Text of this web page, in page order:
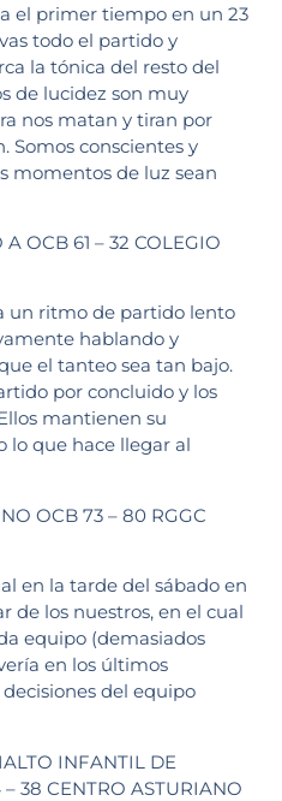
el primer tiempo en un 23
todo el partido y
la tónica del resto del
de lucidez son muy
nos matan y tiran por
Somos conscientes y
momentos de luz sean
OCB 61 – 32 COLEGIO
un ritmo de partido lento
hablando y
el tanteo sea tan bajo.
por concluido y los
mantienen su
lo que hace llegar al
OCB 73 – 80 RGGC
en la tarde del sábado en
de los nuestros, en el cual
equipo (demasiados
en los últimos
del equipo
INFANTIL DE
38 CENTRO ASTURIANO